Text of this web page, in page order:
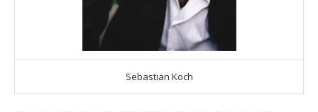
Sebastian Koch